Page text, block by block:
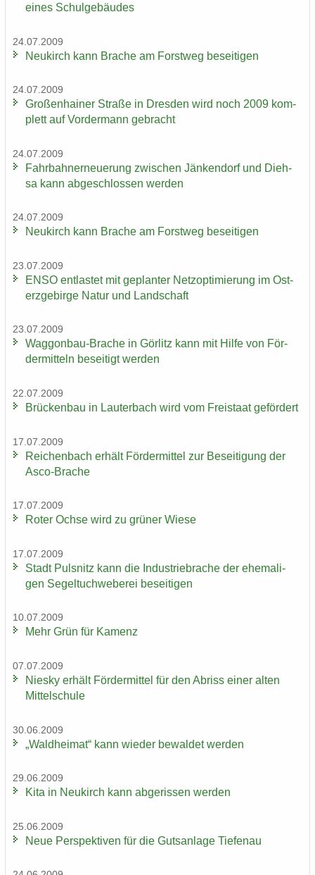
eines Schul­ge­bäu­des
24.07.2009
Neu­kirch kann Bra­che am Forst­weg be­sei­ti­gen
24.07.2009
Gro­ßen­hai­ner Stra­ße in Dres­den wird noch 2009 kom­
plett auf Vor­der­mann ge­bracht
24.07.2009
Fahr­bahn­erneue­rung zwi­schen Jän­ken­dorf und Dieh­
sa kann ab­ge­schlos­sen wer­den
24.07.2009
Neu­kirch kann Bra­che am Forst­weg be­sei­ti­gen
23.07.2009
ENSO ent­las­tet mit ge­plan­ter Netz­op­ti­mie­rung im Ost­
erz­ge­bir­ge Natur und Land­schaft
23.07.2009
Waggonbau-​Brache in Gör­litz kann mit Hilfe von För­
der­mit­teln be­sei­tigt wer­den
22.07.2009
Brü­cken­bau in Lau­ter­bach wird vom Frei­staat ge­för­dert
17.07.2009
Rei­chen­bach er­hält För­der­mit­tel zur Be­sei­ti­gung der
Asco-​Brache
17.07.2009
Roter Ochse wird zu grü­ner Wiese
17.07.2009
Stadt Puls­nitz kann die In­dus­trie­bra­che der ehe­ma­li­
gen Se­gel­tuch­we­be­rei be­sei­ti­gen
10.07.2009
Mehr Grün für Ka­menz
07.07.2009
Nies­ky er­hält För­der­mit­tel für den Ab­riss einer alten
Mit­tel­schu­le
30.06.2009
„Wald­hei­mat“ kann wie­der be­wal­det wer­den
29.06.2009
Kita in Neu­kirch kann ab­ge­ris­sen wer­den
25.06.2009
Neue Per­spek­ti­ven für die Guts­an­la­ge Tie­fen­au